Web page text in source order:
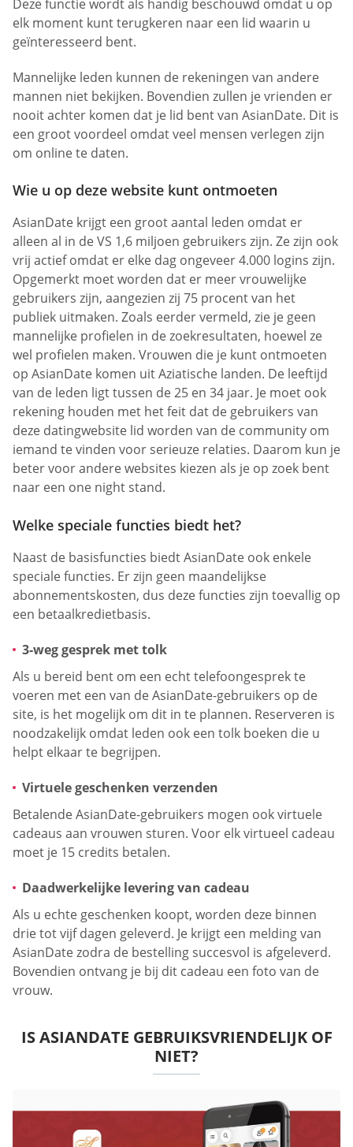
Deze functie wordt als handig beschouwd omdat u op
elk moment kunt terugkeren naar een lid waarin u
geïnteresseerd bent.
Mannelijke leden kunnen de rekeningen van andere
mannen niet bekijken. Bovendien zullen je vrienden er
nooit achter komen dat je lid bent van AsianDate. Dit is
een groot voordeel omdat veel mensen verlegen zijn
om online te daten.
Wie u op deze website kunt ontmoeten
AsianDate krijgt een groot aantal leden omdat er
alleen al in de VS 1,6 miljoen gebruikers zijn. Ze zijn ook
vrij actief omdat er elke dag ongeveer 4.000 logins zijn.
Opgemerkt moet worden dat er meer vrouwelijke
gebruikers zijn, aangezien zij 75 procent van het
publiek uitmaken. Zoals eerder vermeld, zie je geen
mannelijke profielen in de zoekresultaten, hoewel ze
wel profielen maken. Vrouwen die je kunt ontmoeten
op AsianDate komen uit Aziatische landen. De leeftijd
van de leden ligt tussen de 25 en 34 jaar. Je moet ook
rekening houden met het feit dat de gebruikers van
deze datingwebsite lid worden van de community om
iemand te vinden voor serieuze relaties. Daarom kun je
beter voor andere websites kiezen als je op zoek bent
naar een one night stand.
Welke speciale functies biedt het?
Naast de basisfuncties biedt AsianDate ook enkele
speciale functies. Er zijn geen maandelijkse
abonnementskosten, dus deze functies zijn toevallig op
een betaalkredietbasis.
3-weg gesprek met tolk
Als u bereid bent om een echt telefoongesprek te
voeren met een van de AsianDate-gebruikers op de
site, is het mogelijk om dit in te plannen. Reserveren is
noodzakelijk omdat leden ook een tolk boeken die u
helpt elkaar te begrijpen.
Virtuele geschenken verzenden
Betalende AsianDate-gebruikers mogen ook virtuele
cadeaus aan vrouwen sturen. Voor elk virtueel cadeau
moet je 15 credits betalen.
Daadwerkelijke levering van cadeau
Als u echte geschenken koopt, worden deze binnen
drie tot vijf dagen geleverd. Je krijgt een melding van
AsianDate zodra de bestelling succesvol is afgeleverd.
Bovendien ontvang je bij dit cadeau een foto van de
vrouw.
IS ASIANDATE GEBRUIKSVRIENDELIJK OF
NIET?